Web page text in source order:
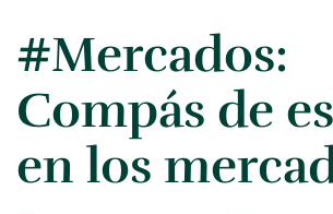
#Mercados:
Compás de
en los